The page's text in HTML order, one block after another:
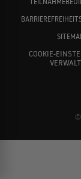
COOKIE-
©